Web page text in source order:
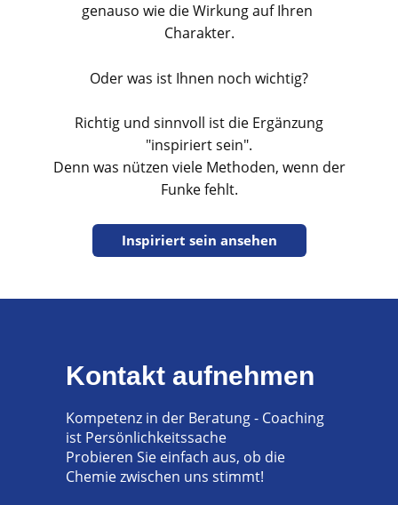
genauso wie die Wirkung auf Ihren
Charakter.
Oder was ist Ihnen noch wichtig?
Richtig und sinnvoll ist die Ergänzung
"inspiriert sein".
Denn was nützen viele Methoden, wenn der
Funke fehlt.
Inspiriert sein ansehen
Kontakt aufnehmen
Kompetenz in der Beratung - Coaching
ist Persönlichkeitssache
Probieren Sie einfach aus, ob die
Chemie zwischen uns stimmt!